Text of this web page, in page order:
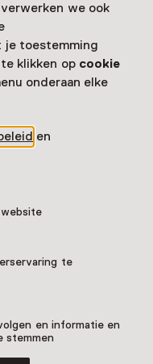
we ook
je toestemming
klikken op cookie
onderaan elke
en
te
en informatie en
stemmen
tabblad
uur